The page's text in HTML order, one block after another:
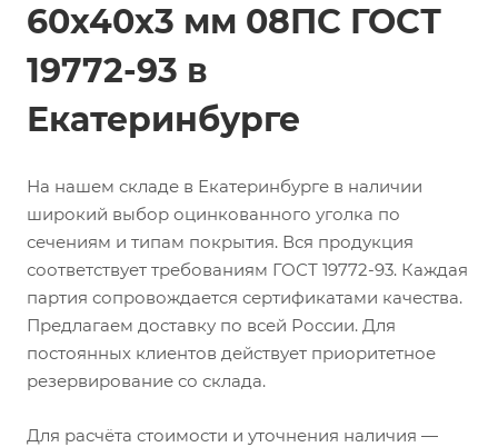
60х40х3 мм 08ПС ГОСТ
19772-93 в
Екатеринбурге
На нашем складе в Екатеринбурге в наличии
широкий выбор оцинкованного уголка по
сечениям и типам покрытия. Вся продукция
соответствует требованиям ГОСТ 19772-93. Каждая
партия сопровождается сертификатами качества.
Предлагаем доставку по всей России. Для
постоянных клиентов действует приоритетное
резервирование со склада.
Для расчёта стоимости и уточнения наличия —